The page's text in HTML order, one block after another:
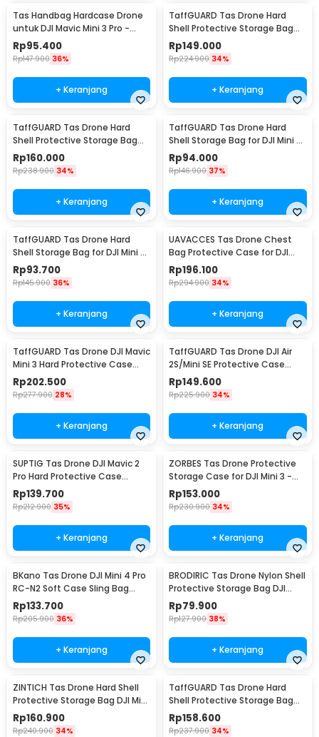
Tas Handbag Hardcase Drone
untuk DJI Mavic Mini 3 Pro -
SC104
Rp95.400
Rp147.900 36%
+ Keranjang
TaffGUARD Tas Drone Hard
Shell Protective Storage Bag
DJI Mini 3 Pro RC-N1 - XF3
Rp149.000
Rp224.900 34%
+ Keranjang
TaffGUARD Tas Drone Hard
Shell Protective Storage Bag
DJI Mini 3 Pro RC - XF3
Rp160.000
Rp238.900 34%
+ Keranjang
TaffGUARD Tas Drone Hard
Shell Storage Bag for DJI Mini 3
Pro RC-N1 - AS26
Rp94.000
Rp146.900 37%
+ Keranjang
TaffGUARD Tas Drone Hard
Shell Storage Bag for DJI Mini 3
Pro RC - AS26
Rp93.700
Rp145.900 36%
+ Keranjang
UAVACCES Tas Drone Chest
Bag Protective Case for DJI
Mini 3 Pro - UC31
Rp196.100
Rp294.900 34%
+ Keranjang
TaffGUARD Tas Drone DJI Mavic
Mini 3 Hard Protective Case
Storage Bag - ZD33
Rp202.500
Rp277.900 28%
+ Keranjang
TaffGUARD Tas Drone DJI Air
2S/Mini SE Protective Case
Shoulder Bag - UE21
Rp149.600
Rp225.900 34%
+ Keranjang
SUPTIG Tas Drone DJI Mavic 2
Pro Hard Protective Case
Shouder Bag - SP29
Rp139.700
Rp212.900 35%
+ Keranjang
ZORBES Tas Drone Protective
Storage Case for DJI Mini 3 -
ZB3
Rp153.000
Rp230.900 34%
+ Keranjang
BKano Tas Drone DJI Mini 4 Pro
RC-N2 Soft Case Sling Bag
Storage Bag - M4-001
Rp133.700
Rp205.900 36%
+ Keranjang
BRODIRIC Tas Drone Nylon Shell
Protective Storage Bag DJI
Mavic 3 Pro - BR-30
Rp79.900
Rp127.900 38%
+ Keranjang
ZINTICH Tas Drone Hard Shell
Protective Storage Bag DJI Mini
3 Pro - Z30
Rp160.900
Rp240.900 34%
TaffGUARD Tas Drone Hard
Shell Protective Storage Bag
DJI Mini 4 Pro - PO-40
Rp158.600
Rp237.900 34%